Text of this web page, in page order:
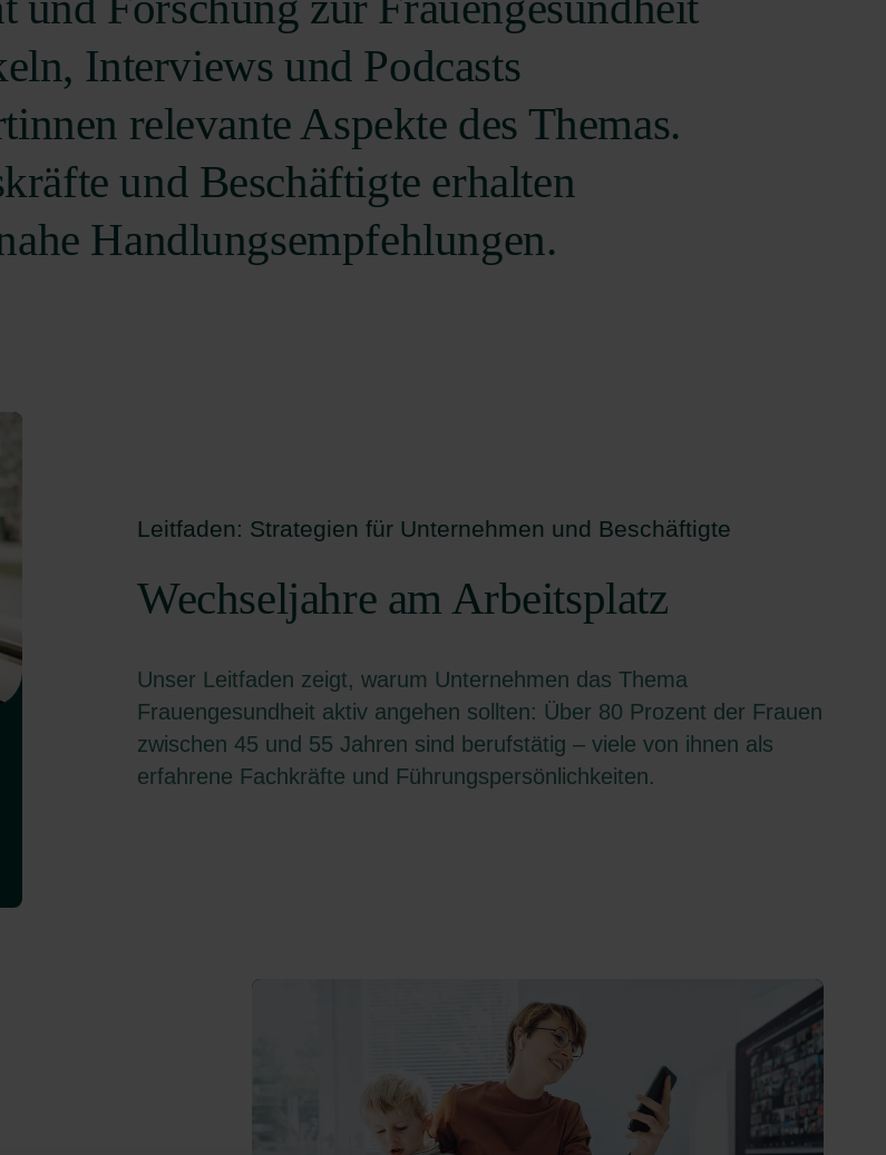
Interviews und Podcasts
relevante Aspekte des Themas.
und Beschäftigte erhalten
Handlungsempfehlungen.
Leitfaden: Strategien für Unternehmen und Beschäftigte
Wechseljahre am Arbeitsplatz
Unser Leitfaden zeigt, warum Unternehmen das Thema
Frauengesundheit aktiv angehen sollten: Über 80 Prozent der Frauen
zwischen 45 und 55 Jahren sind berufstätig – viele von ihnen als
erfahrene Fachkräfte und Führungspersönlichkeiten.